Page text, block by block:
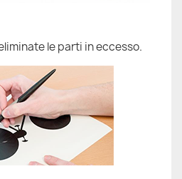
le parti in eccesso.